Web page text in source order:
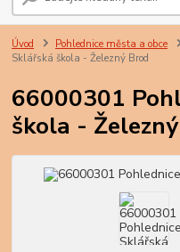
Úvod Pohlednice města a obce
Sklářská škola - Železný Brod
66000301
škola -